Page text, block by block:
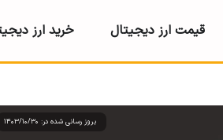
قیمت ارز دیجیتال خرید ارز
بروز رسانی شده در: 1403/10/30